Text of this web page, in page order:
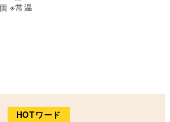
※常温
HOTワード